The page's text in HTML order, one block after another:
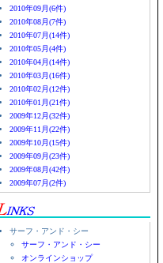
2010年09月(6件)
2010年08月(7件)
2010年07月(14件)
2010年05月(4件)
2010年04月(14件)
2010年03月(16件)
2010年02月(12件)
2010年01月(21件)
2009年12月(32件)
2009年11月(22件)
2009年10月(15件)
2009年09月(23件)
2009年08月(42件)
2009年07月(2件)
サーフ・アンド・シー
サーフ・アンド・シー
オンラインショップ